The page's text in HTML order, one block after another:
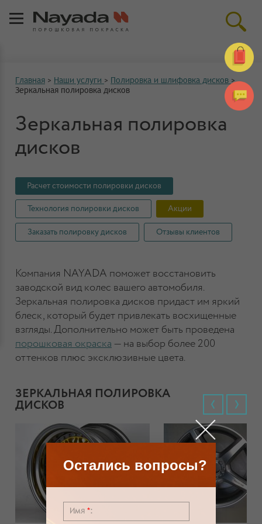
Главная > Наши услуги > Полировка и шлифовка дисков >
Зеркальная полировка дисков
Зеркальная полировка
дисков
Расчет стоимости полировки дисков
Технология полировки дисков Акции
Заказать полировку дисков Отзывы клиентов
Компания NAYADA поможет восстановить
заводской вид колес вашего автомобиля.
Зеркальная полировка дисков придаст им яркий
блеск, который будет привлекать восхищенные
взгляды. Дополнительно может быть проведена
порошковая окраска — на выбор более 200
оттенков плюс эксклюзивные цвета.
ЗЕРКАЛЬНАЯ ПОЛИРОВКА
ДИСКОВ
Остались вопросы?
Имя *: